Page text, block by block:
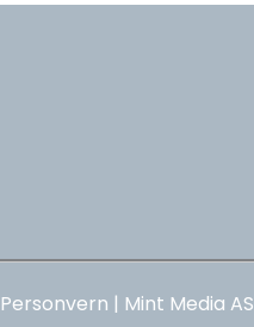
Personvern | Mint Media AS